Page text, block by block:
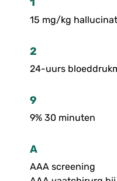
15 mg/kg
2
24-uurs
9
9% 30 minuten
A
AAA screening